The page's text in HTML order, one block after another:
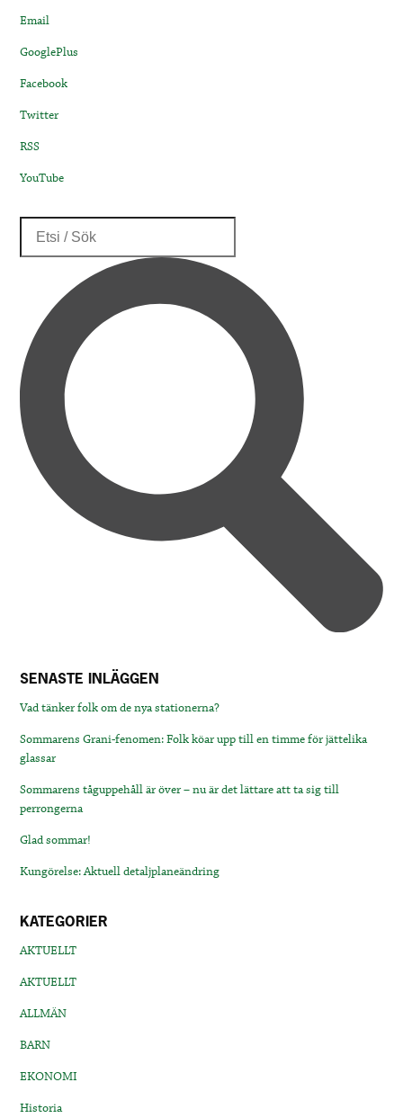
Email
GooglePlus
Facebook
Twitter
RSS
YouTube
SENASTE INLÄGGEN
Vad tänker folk om de nya stationerna?
Sommarens Grani-fenomen: Folk köar upp till en timme för jättelika
glassar
Sommarens tåguppehåll är över – nu är det lättare att ta sig till
perrongerna
Glad sommar!
Kungörelse: Aktuell detaljplaneändring
KATEGORIER
AKTUELLT
AKTUELLT
ALLMÄN
BARN
EKONOMI
Historia